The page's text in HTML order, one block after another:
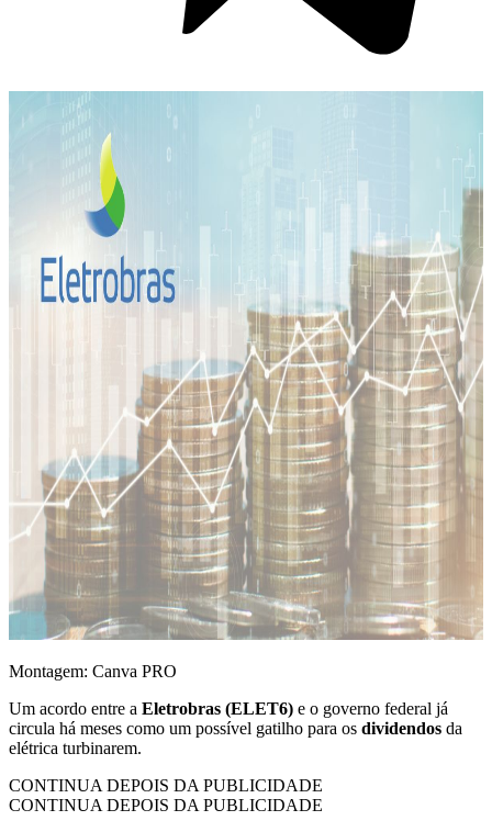
Montagem: Canva PRO
Um acordo entre a Eletrobras (ELET6) e o governo federal já
circula há meses como um possível gatilho para os dividendos da
elétrica turbinarem.
CONTINUA DEPOIS DA PUBLICIDADE
CONTINUA DEPOIS DA PUBLICIDADE